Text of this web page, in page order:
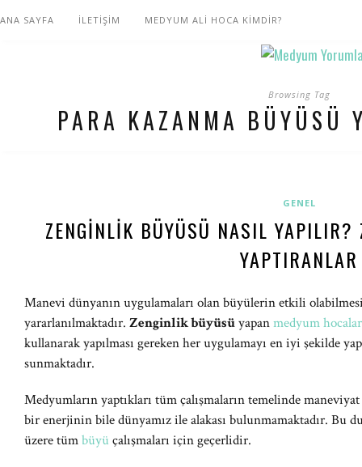
ANA SAYFA İLETİŞİM MEDYUM ALİ HOCA KİMDİR?
Browsing Tag
PARA KAZANMA BÜYÜSÜ
GENEL
ZENGINLIK BÜYÜSÜ NASIL YAPILIR?
YAPTIRANLAR
Manevi dünyanın uygulamaları olan büyülerin etkili
yararlanılmaktadır. Zenginlik büyüsüyapanmedyum hocalar
kullanarak yapılması gereken her uygulamayı en iyi şekilde
sunmaktadır.
Medyumların yaptıkları tüm çalışmaların temelinde
bir enerjinin bile dünyamız ile alakası bulunmamaktadır. Bu
üzere tümbüyü çalışmaları için geçerlidir.